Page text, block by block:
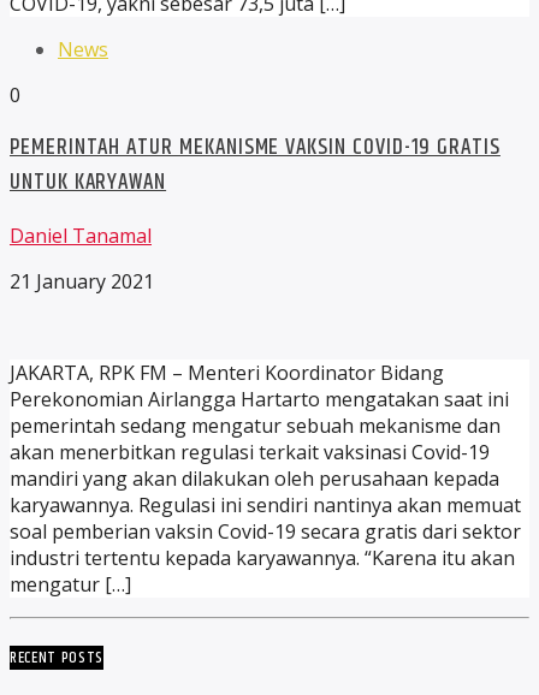
News
0
PEMERINTAH ATUR MEKANISME VAKSIN COVID-19 GRATIS
UNTUK KARYAWAN
Daniel Tanamal
21 January 2021
JAKARTA, RPK FM – Menteri Koordinator Bidang
Perekonomian Airlangga Hartarto mengatakan saat ini
pemerintah sedang mengatur sebuah mekanisme dan
akan menerbitkan regulasi terkait vaksinasi Covid-19
mandiri yang akan dilakukan oleh perusahaan kepada
karyawannya. Regulasi ini sendiri nantinya akan memuat
soal pemberian vaksin Covid-19 secara gratis dari sektor
industri tertentu kepada karyawannya. “Karena itu akan
mengatur […]
RECENT POSTS